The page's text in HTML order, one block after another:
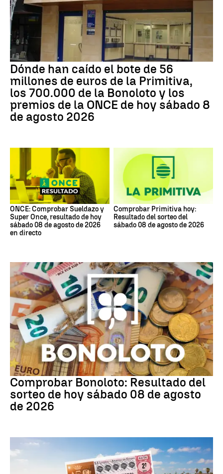
Dónde han caído el bote de 56
millones de euros de la Primitiva,
los 700.000 de la Bonoloto y los
premios de la ONCE de hoy sábado 8
de agosto 2026
ONCE: Comprobar Sueldazo y
Super Once, resultado de hoy
sábado 08 de agosto de 2026
en directo
Comprobar Primitiva hoy:
Resultado del sorteo del
sábado 08 de agosto de 2026
Bonoloto
Comprobar Bonoloto: Resultado del
sorteo de hoy sábado 08 de agosto
de 2026